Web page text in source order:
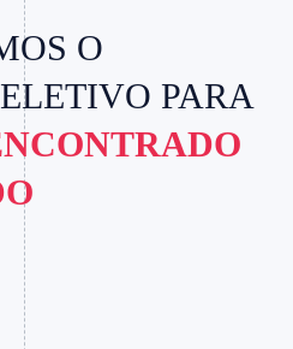
O
PARA